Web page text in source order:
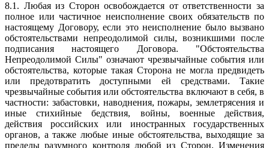
8.1. Любая из Сторон освобождается от ответственности за
полное или частичное неисполнение своих обязательств по
настоящему Договору, если это неисполнение было вызвано
обстоятельствами непреодолимой силы, возникшими после
подписания настоящего Договора. "Обстоятельства
Непреодолимой Силы" означают чрезвычайные события или
обстоятельства, которые такая Сторона не могла предвидеть
или предотвратить доступными ей средствами. Такие
чрезвычайные события или обстоятельства включают в себя, в
частности: забастовки, наводнения, пожары, землетрясения и
иные стихийные бедствия, войны, военные действия,
действия российских или иностранных государственных
органов, а также любые иные обстоятельства, выходящие за
пределы разумного контроля любой из Сторон. Изменения